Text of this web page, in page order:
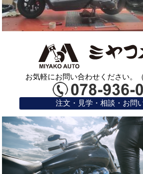
お気軽にお問い合わせください。
注文・見学・相談・お問